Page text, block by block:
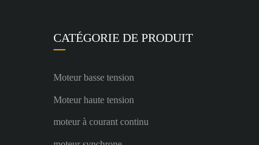
CATÉGORIE DE PRODUIT
Moteur basse tension
Moteur haute tension
moteur à courant continu